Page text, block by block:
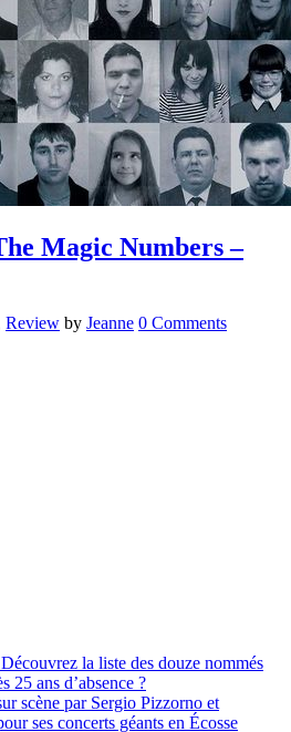
Magic Numbers –
Review by Jeanne 0 Comments
la liste des douze nommés
25 ans d’absence ?
scène par Sergio Pizzorno et
ses concerts géants en Écosse